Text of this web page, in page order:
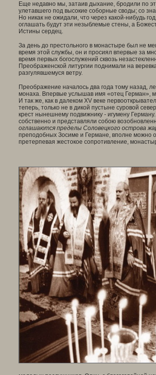
Еще недавно мы, затаив дыхание, бродили по
улетавшего под высокие соборные своды; со
Но никак не ожидали, что через какой-нибудь
оглашать будут эти незыблемые стены, а
Истины сердец.
За день до престольного в монастыре был не
время этой службы, он и просиял впервые за
время первых богослужений сквозь
Преображенской литургии поднимали на
разгулявшемуся ветру.
Преображение началось два года тому назад,
монаха. Впервые услышав имя «отец Герман»,
И так же, как в далеком XVвеке
теперь, только не в дикой пустыне суровой
крест нынешнему подвижнику - игумену
собственно и представляли собою
оглашаются пределы Соловецкого острова
преподобных Зосиме и Германе, вполне можно
претерпевая жестокое сопротивление,